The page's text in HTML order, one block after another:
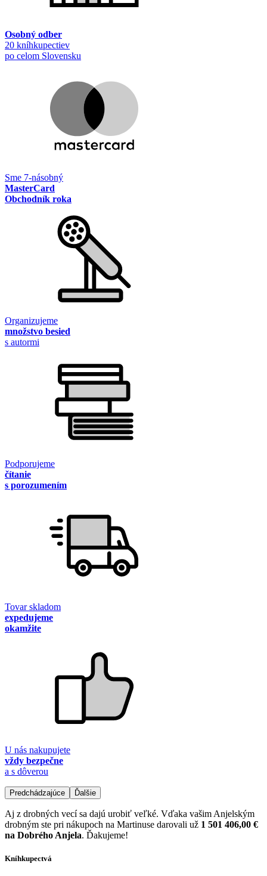
Osobný odber
20 kníhkupectiev
po celom Slovensku
Sme 7-násobný
MasterCard
Obchodník roka
Organizujeme
množstvo besied
s autormi
Podporujeme
čítanie
s porozumením
Tovar skladom
expedujeme
okamžite
U nás nakupujete
vždy bezpečne
a s dôverou
Predchádzajúce Ďalšie
Aj z drobných vecí sa dajú urobiť veľké. Vďaka vašim Anjelským
drobným ste pri nákupoch na Martinuse darovali už 1 501 406,00 €
na Dobrého Anjela. Ďakujeme!
Kníhkupectvá